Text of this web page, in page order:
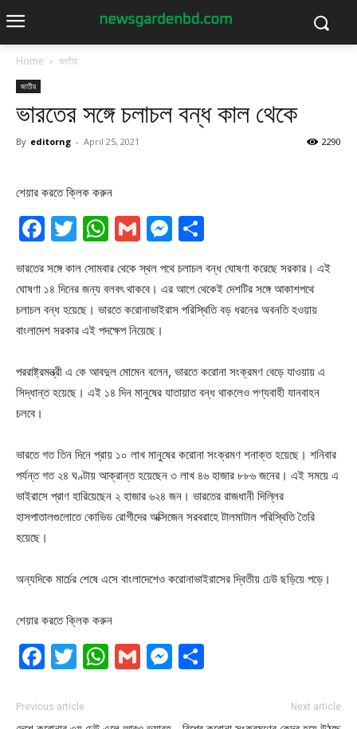
Home জাতীয়
জাতীয়
ভারতের সঙ্গে চলাচল বন্ধ কাল থেকে
By editorng - April 25, 2021 2290
শেয়ার করতে ক্লিক করুন
Facebook
Twitter
WhatsApp
GmailMessenger
ভারতের সঙ্গে কাল সোমবার থেকে স্থল পথে চলাচল বন্ধ ঘোষণা করেছে সরকার। এই
ঘোষণা ১৪ দিনের জন্য বলবৎ থাকবে। এর আগে থেকেই দেশটির সঙ্গে আকাশপথে
চলাচল বন্ধ হয়েছে। ভারতে করোনাভাইরাস পরিস্থিতি বড় ধরনের অবনতি হওয়ায়
বাংলাদেশ সরকার এই পদক্ষেপ নিয়েছে।
পররাষ্ট্রমন্ত্রী এ কে আবদুল মোমেন বলেন, ভারতে করোনা সংক্রমণ বেড়ে যাওয়ায় এ
সিদ্ধান্ত হয়েছে। এই ১৪ দিন মানুষের যাতায়াত বন্ধ থাকলেও পণ্যবাহী যানবাহন
চলবে।
ভারতে গত তিন দিনে প্রায় ১০ লাখ মানুষের করোনা সংক্রমণ শনাক্ত হয়েছে। শনিবার
পর্যন্ত গত ২৪ ঘণ্টায় আক্রান্ত হয়েছেন ৩ লাখ ৪৬ হাজার ৮৮৬ জনের। এই সময়ে এ
ভাইরাসে প্রাণ হারিয়েছেন ২ হাজার ৬২৪ জন। ভারতের রাজধানী দিল্লির
হাসপাতালগুলোতে কোভিড রোগীদের অক্সিজেন সরবরাহে টালমাটাল পরিস্থিতি তৈরি
হয়েছে।
অন্যদিকে মার্চের শেষে এসে বাংলাদেশেও করোনাভাইরাসের দ্বিতীয় ঢেউ ছড়িয়ে পড়ে।
শেয়ার করতে ক্লিক করুন
Facebook
Twitter
WhatsApp
GmailMessenger
Previous article Next article